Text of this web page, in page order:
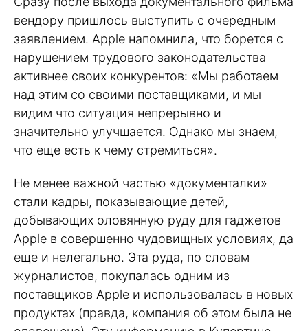
вендору пришлось выступить с очередным
заявлением. Apple напомнила, что борется с
нарушением трудового законодательства
активнее своих конкурентов: «Мы работаем
над этим со своими поставщиками, и мы
видим что ситуация непрерывно и
значительно улучшается. Однако мы знаем,
что еще есть к чему стремиться».
Не менее важной частью «документалки»
стали кадры, показывающие детей,
добывающих оловянную руду для гаджетов
Apple в совершенно чудовищных условиях, да
еще и нелегально. Эта руда, по словам
журналистов, покупалась одним из
поставщиков Apple и использовалась в новых
продуктах (правда, компания об этом была не